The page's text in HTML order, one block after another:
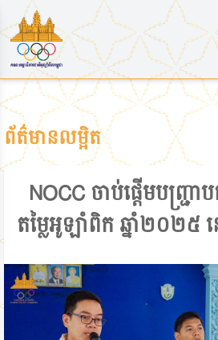
ព័ត៌មានលម្អិត
NOCC ចាប់ផ្ដើមបញ្ជ្រ
តម្លៃអូឡាំពិក ឆ្នាំ២០២៥